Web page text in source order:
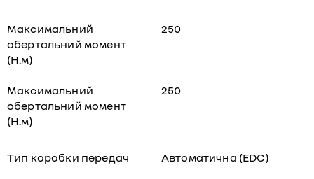
Максимальний
обертальний момент
(Н.м)
250
Максимальний
обертальний момент
(Н.м)
250
Тип коробки передач Автоматична (EDC)